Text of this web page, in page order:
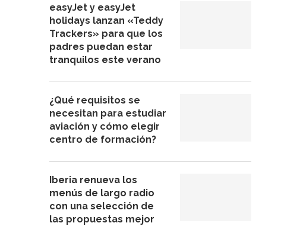
easyJet y easyJet
holidays lanzan «Teddy
Trackers» para que los
padres puedan estar
tranquilos este verano
¿Qué requisitos se
necesitan para estudiar
aviación y cómo elegir
centro de formación?
Iberia renueva los
menús de largo radio
con una selección de
las propuestas mejor